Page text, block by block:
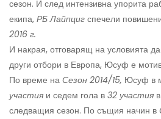
сезон. И след интензивна упорита
екипа, РБ Лайпциг спечели
2016 г.
И накрая, отговарящ на условията
други отбори в Европа, Юсуф е
По време на Сезон 2014/15, Юсуф в
участия и седем гола в 32 участия
следващия сезон. По същия начин в